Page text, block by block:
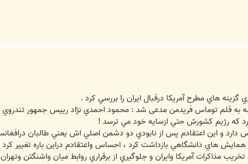
گزينه هاي مطرح آمريکا درقبال ايران را بررسي کرد .
به قلم توماس فريدمن مدعی شد : محمود احمدي نژاد ریيس جمهور تندروي
که رژيم کشورش حتي ازسايه خود مي ترسد !
دارد و اين اعتقادم پس از نابودي دو دشمن اصلي اش يعني طالبان
همايش هاي دانشگاهي بازداشت کرد ، احساس واعتقادم دراين باره تغيير
مذاکرات آمريکا وايران و جلوگيري از برقراري روابط ميان واشنگتن